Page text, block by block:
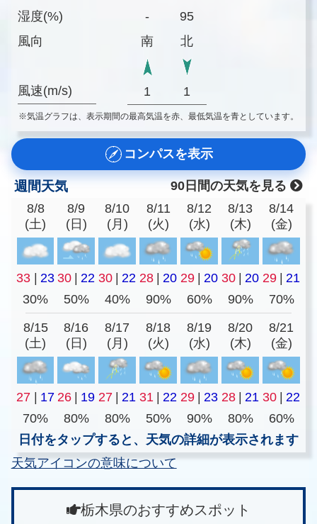
湿度(%)
風向
風速(m/s)
-
95
南
北
1 1
※気温グラフは、表示期間の最高気温を赤、最低気温を青としています。
コンパスを表示
週間天気
90日間の天気を見る
8/8
(土)
8/9
(日)
8/10
(月)
8/11
(火)
8/12
(水)
8/13
(木)
8/14
(金)
33 | 23 30 | 22 30 | 22 28 | 20 29 | 20 30 | 20 29 | 21
30%
50% 40% 90% 60% 90% 70%
8/15
(土)
8/16
(日)
8/17
(月)
8/18
(火)
8/19
(水)
8/20
(木)
8/21
(金)
27 | 17 26 | 19 27 | 21 31 | 22 29 | 23 28 | 21 30 | 22
70%
80% 80% 50% 90% 80%
60%
日付をタップすると、天気の詳細が表示されます
天気アイコンの意味について
栃木県のおすすめスポット